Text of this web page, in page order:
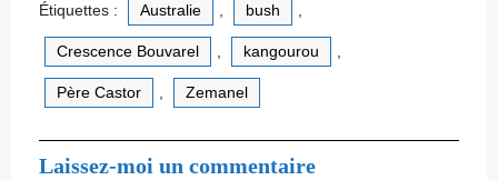
Étiquettes : Australie bush
Crescence Bouvarel kangourou
Père Castor Zemanel
Laissez-moi un commentaire